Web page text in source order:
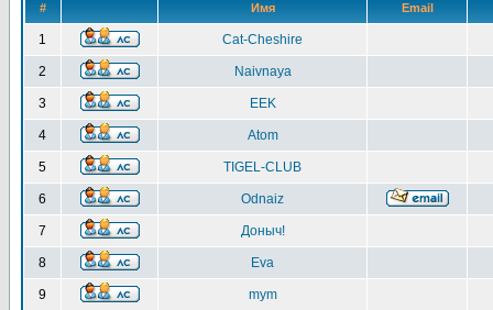
# Имя Email
1 Cat-Cheshire
2 Naivnaya
3 EEK
4 Atom
5 TIGEL-CLUB
6 Odnaiz
7 Доныч!
8 Eva
9 mym